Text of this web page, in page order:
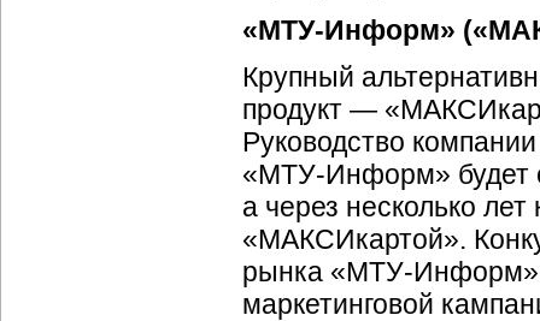
«МТУ-Информ»
Крупный
продукт —
Руководство
«МТУ-Информ»
а через несколько
«МАКСИкартой».
рынка «МТУ-Информ
маркетинговой